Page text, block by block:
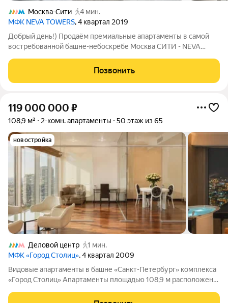
Москва-Сити
4 мин.
МФК NEVA TOWERS, 4 квартал 2019
Добрый день!) Продаём премиальные апартаменты в самой
востребованной башне-небоскрёбе Москва СИТИ - NEVA
фотографии соответствуют действительности. Реальное
предложение, аналогов по уровню ремонту
Позвонить
119 000 000 ₽
108,9 м² 2-комн. апартаменты 50 этаж из 65
новостройка
Деловой центр
1 мин.
МФК «Город Столиц», 4 квартал 2009
Видовые апартаменты в башне «Санкт-Петербург» комплекса
«Город Столиц» Апартаменты площадью 108,9 м расположены
«Город Столиц» в Москва-Сити. Панорамное остекление